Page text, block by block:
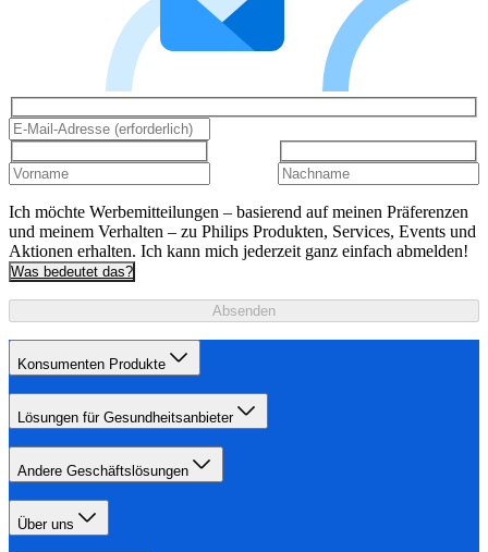
Ich möchte Werbemitteilungen – basierend auf meinen Präferenzen
und meinem Verhalten – zu Philips Produkten, Services, Events und
Aktionen erhalten. Ich kann mich jederzeit ganz einfach abmelden!
Was bedeutet das?
Absenden
Konsumenten Produkte
Lösungen für Gesundheitsanbieter
Andere Geschäftslösungen
Über uns